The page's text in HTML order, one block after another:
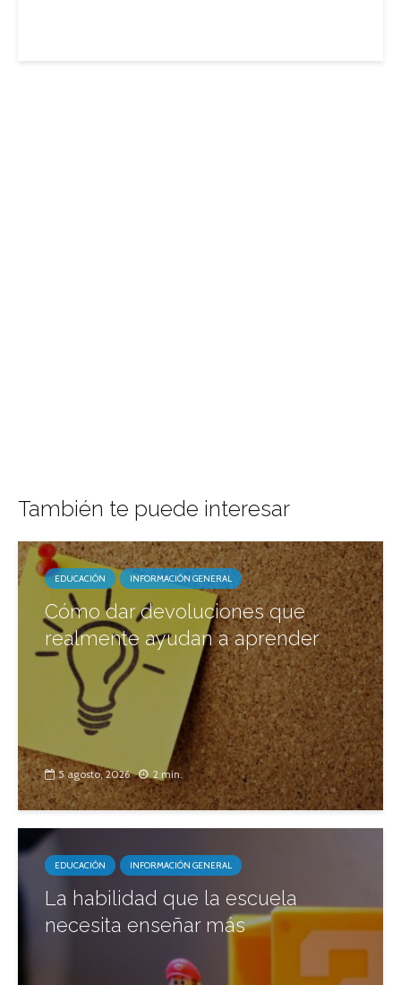
También te puede interesar
EDUCACIÓN INFORMACIÓN GENERAL
Cómo dar devoluciones que
realmente ayudan a aprender
5 agosto, 2026 2 min.
EDUCACIÓN INFORMACIÓN GENERAL
La habilidad que la escuela
necesita enseñar más